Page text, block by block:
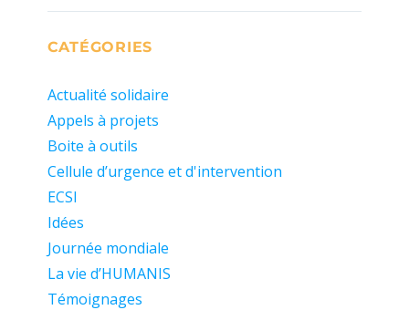
CATÉGORIES
Actualité solidaire
Appels à projets
Boite à outils
Cellule d’urgence et d'intervention
ECSI
Idées
Journée mondiale
La vie d’HUMANIS
Témoignages